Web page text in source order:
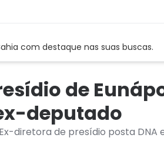
com destaque nas suas buscas.
de
deputado
diretora de presídio posta